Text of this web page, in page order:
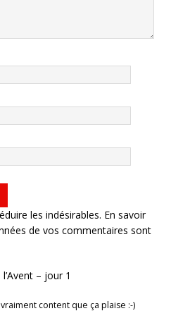
les indésirables. En savoir
de vos commentaires sont
– jour 1
content que ça plaise :-)